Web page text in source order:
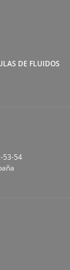
DE FLUIDOS
53-54